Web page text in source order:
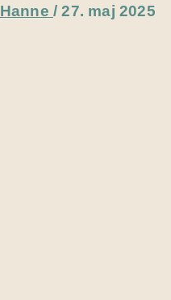
Hanne/27. maj 2025